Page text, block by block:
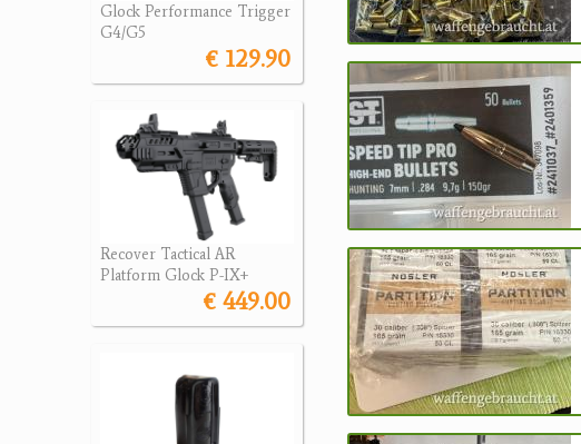
Glock Performance Trigger
G4/G5
€ 129.90
Recover Tactical AR
Platform Glock P-IX+
€ 449.00